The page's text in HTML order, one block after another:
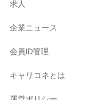
求人
企業ニュース
会員ID管理
キャリコネとは